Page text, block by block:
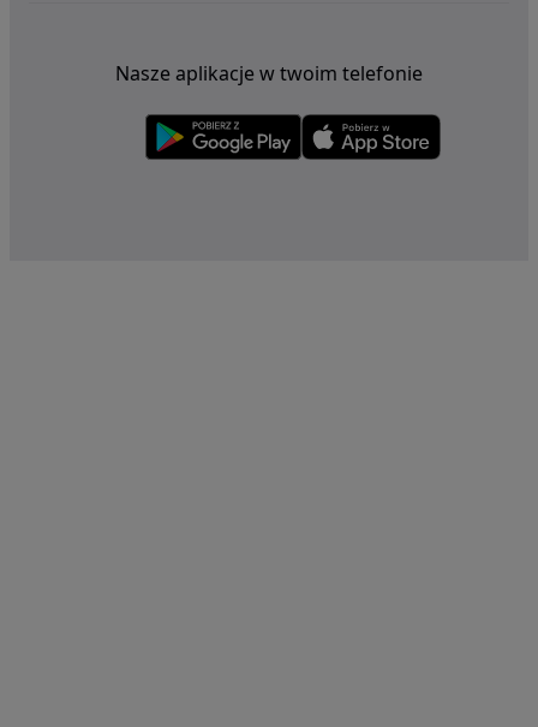
Nasze aplikacje w twoim telefonie